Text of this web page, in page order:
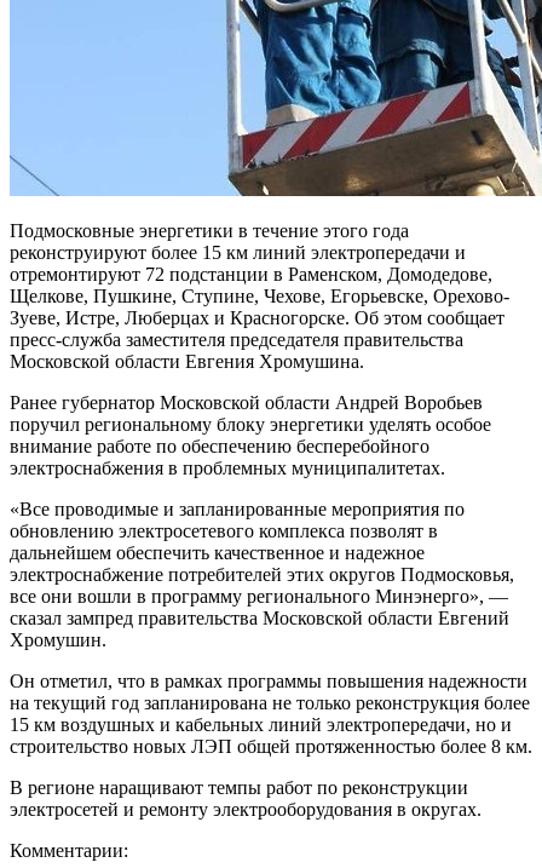
Подмосковные энергетики в течение этого года
реконструируют более 15 км линий электропередачи и
отремонтируют 72 подстанции в Раменском, Домодедове,
Щелкове, Пушкине, Ступине, Чехове, Егорьевске, Орехово-
Зуеве, Истре, Люберцах и Красногорске. Об этом сообщает
пресс-служба заместителя председателя правительства
Московской области Евгения Хромушина.
Ранее губернатор Московской области Андрей Воробьев
поручил региональному блоку энергетики уделять особое
внимание работе по обеспечению бесперебойного
электроснабжения в проблемных муниципалитетах.
«Все проводимые и запланированные мероприятия по
обновлению электросетевого комплекса позволят в
дальнейшем обеспечить качественное и надежное
электроснабжение потребителей этих округов Подмосковья,
все они вошли в программу регионального Минэнерго», —
сказал зампред правительства Московской области Евгений
Хромушин.
Он отметил, что в рамках программы повышения надежности
на текущий год запланирована не только реконструкция более
15 км воздушных и кабельных линий электропередачи, но и
строительство новых ЛЭП общей протяженностью более 8 км.
В регионе наращивают темпы работ по реконструкции
электросетей и ремонту электрооборудования в округах.
Комментарии: